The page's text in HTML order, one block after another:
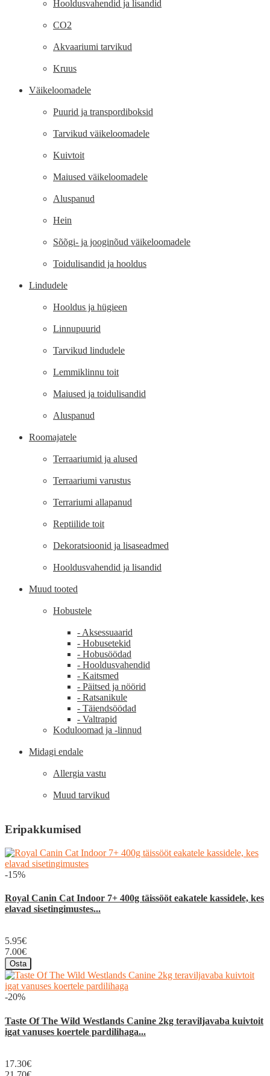
Hooldusvahendid ja lisandid
CO2
Akvaariumi tarvikud
Kruus
Väikeloomadele
Puurid ja transpordiboksid
Tarvikud väikeloomadele
Kuivtoit
Maiused väikeloomadele
Aluspanud
Hein
Sõõgi- ja jooginõud väikeloomadele
Toidulisandid ja hooldus
Lindudele
Hooldus ja hügieen
Linnupuurid
Tarvikud lindudele
Lemmiklinnu toit
Maiused ja toidulisandid
Aluspanud
Roomajatele
Terraariumid ja alused
Terraariumi varustus
Terrariumi allapanud
Reptiilide toit
Dekoratsioonid ja lisaseadmed
Hooldusvahendid ja lisandid
Muud tooted
Hobustele
- Aksessuaarid
- Hobusetekid
- Hobusöödad
- Hooldusvahendid
- Kaitsmed
- Päitsed ja nöörid
- Ratsanikule
- Täiendsöödad
- Valtrapid
Koduloomad ja -linnud
Midagi endale
Allergia vastu
Muud tarvikud
Eripakkumised
-15%
Royal Canin Cat Indoor 7+ 400g täissööt eakatele kassidele, kes
elavad sisetingimustes...
5.95€
7.00€
Osta
-20%
Taste Of The Wild Westlands Canine 2kg teraviljavaba kuivtoit
igat vanuses koertele pardilihaga...
17.30€